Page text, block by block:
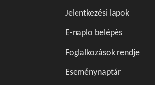
Jelentkezési lapok
E-naplo belépés
Foglalkozások rendje
Eseménynaptár